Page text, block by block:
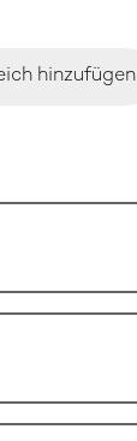
hinzufügen